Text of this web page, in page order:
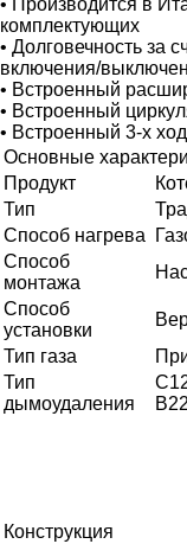
• Производится в
комплектующих
• Долговечность за
включения/
• Встроенный
• Встроенный
• Встроенный 3-х
Основные
Продукт
Тип
Способ нагрева
Способ
монтажа
Способ
установки
Тип газа
Тип
дымоудаления
Конструкция